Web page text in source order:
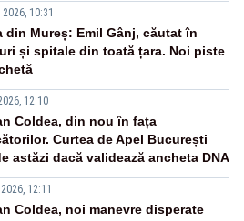
10:31
din Mureș: Emil Gânj, căutat în
și spitale din toată țara. Noi piste
12:10
Coldea, din nou în fața
Curtea de Apel București
astăzi dacă validează ancheta DNA
12:11
Coldea, noi manevre disperate